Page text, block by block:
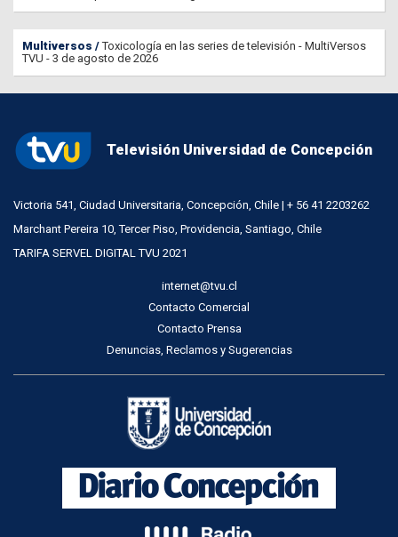
Multiversos
Toxicología en las series de televisión - MultiVersos
TVU - 3 de agosto de 2026
Televisión Universidad de Concepción
Victoria 541, Ciudad Universitaria, Concepción, Chile | + 56 41 2203262
Marchant Pereira 10, Tercer Piso, Providencia, Santiago, Chile
TARIFA SERVEL DIGITAL TVU 2021
internet@tvu.cl
Contacto Comercial
Contacto Prensa
Denuncias, Reclamos y Sugerencias